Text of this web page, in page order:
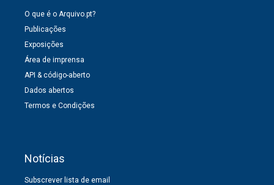
O que é o Arquivo.pt?
Publicações
Exposições
Área de imprensa
API & código-aberto
Dados abertos
Termos e Condições
Notícias
Subscrever lista de email